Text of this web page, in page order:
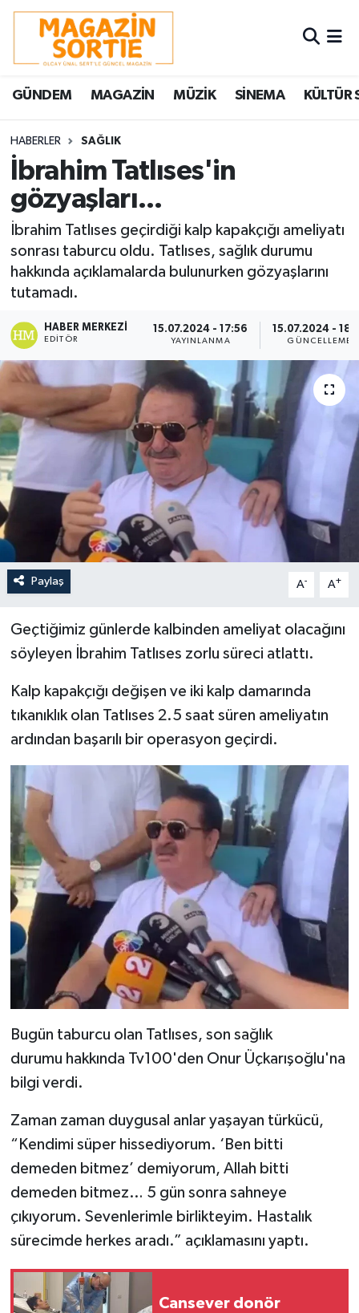
GÜNDEM MAGAZİN MÜZİK SİNEMA KÜLTÜR
HABERLER SAĞLIK
İbrahim Tatlıses'in
gözyaşları...
İbrahim Tatlıses geçirdiği kalp kapakçığı ameliyatı
sonrası taburcu oldu. Tatlıses, sağlık durumu
hakkında açıklamalarda bulunurken gözyaşlarını
tutamadı.
HABER MERKEZI
EDITÖR
15.07.2024 - 17:56
YAYINLANMA
15.07.2024 -
GÜNCELLEME
Paylaş A- A+
Geçtiğimiz günlerde kalbinden ameliyat olacağını
söyleyen İbrahim Tatlıses zorlu süreci atlattı.
Kalp kapakçığı değişen ve iki kalp damarında
tıkanıklık olan Tatlıses 2.5 saat süren ameliyatın
ardından başarılı bir operasyon geçirdi.
Bugün taburcu olan Tatlıses, son sağlık
durumu hakkında Tv100'den Onur Üçkarışoğlu'na
bilgi verdi.
Zaman zaman duygusal anlar yaşayan türkücü,
“Kendimi süper hissediyorum. ‘Ben bitti
demeden bitmez’ demiyorum, Allah bitti
demeden bitmez… 5 gün sonra sahneye
çıkıyorum. Sevenlerimle birlikteyim. Hastalık
sürecimde herkes aradı.” açıklamasını yaptı.
Cansever donör
Nöbetçi Eczaneler
Hava Durumu
Trafik Durumu
Süper Lig Puan Durumu ve Fikstür
Tüm Manşetler
Son Dakika Haberleri